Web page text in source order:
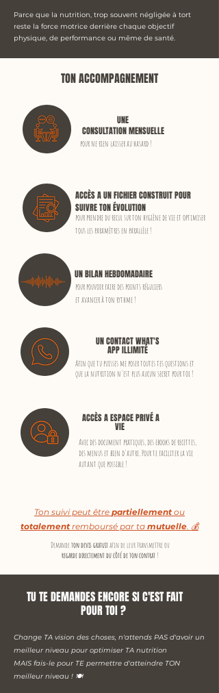
Parce que la nutrition, trop souvent négligée à tort
reste la force motrice derrière chaque objectif
physique, de performance ou même de santé.
TON ACCOMPAGNEMENT
UNE
CONSULTATIONMENSUELLE
pour ne rien laisser au hasard !
ACCÈS A UN FICHIERCONSTRUIT POUR
SUIVRE TON ÉVOLUTION
pour prendre du recul surton hygiène de vie et optimiser
tous les paramètresen parallèle !
UN BILANHEBDOMADAIRE
pour pouvoir faire des points réguliers
et avancer à ton rythme !
UN CONTACTWHAT'S
APPILLIMITÉ
Afin que tu puisses me poser toutes tes questions et
que la nutrition n'est plus aucun secret pour toi !
ACCÈS A ESPACE PRIVÉA
VIE
Avec des document pratiques, des ebooks de recettes,
des menus et bien d'autre..Pour te faciliter la vie
autant que possible !
Ton suivi peut être partiellement ou
totalement remboursé par ta mutuelle. 💰
Demande ton devis gratuit afin de leur transmettre ou
regarde directement du côté de ton contrat !
TU TE DEMANDES ENCORE SI C'EST FAIT
POUR TOI ?
Change TA vision des choses, n'attends PAS d'avoir un
meilleur niveau pour optimiser TA nutrition
MAIS fais-le pour TE permettre d'atteindre TON
meilleur niveau ! 🍽️